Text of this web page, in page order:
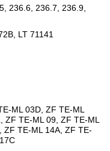
236.6, 236.7, 236.9,
LT 71141
ML 03D, ZF TE-ML
ZF TE-ML 09, ZF TE-ML
ZF TE-ML 14A, ZF TE-